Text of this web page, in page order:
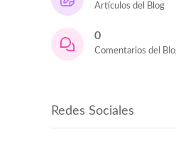
Artículos del Blog
0
Comentarios del
Redes Sociales